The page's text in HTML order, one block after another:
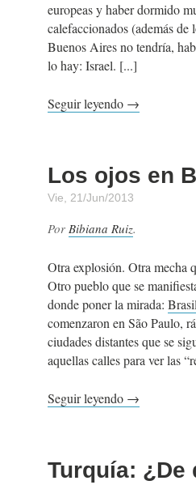
europeas y haber dormido
calefaccionados (además de
Buenos Aires no tendría,
lo hay: Israel.
Seguir leyendo →
Los ojos en
Vie, 21/Jun/2013
Por Bibiana Ruiz.
Otra explosión. Otra mecha
Otro pueblo que se
donde poner la mirada: Brasil
comenzaron en São Paulo,
ciudades distantes que se
aquellas calles para ver las
Seguir leyendo →
Turquía: ¿De